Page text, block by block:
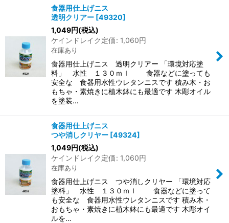
食器用仕上げニス
透明クリアー [49320]
1,049円(税込)
ケインドレイク定価: 1,060円
在庫あり
食器用仕上げニス 透明クリアー 「環境対応塗
料」 水性 １３０ｍｌ 食器などに塗っても
安全な 食器用水性ウレタンニスです 積み木・お
もちゃ・素焼きに植木鉢にも最適です 木彫オイル
を塗装…
食器用仕上げニス
つや消しクリヤー [49324]
1,049円(税込)
ケインドレイク定価: 1,060円
在庫あり
食器用仕上げニス つや消しクリヤー 「環境対応
塗料」 水性 １３０ｍｌ 食器などに塗って
も安全な 食器用水性ウレタンニスです 積み木・
おもちゃ・素焼きに植木鉢にも最適です 木彫オイ
ルを…